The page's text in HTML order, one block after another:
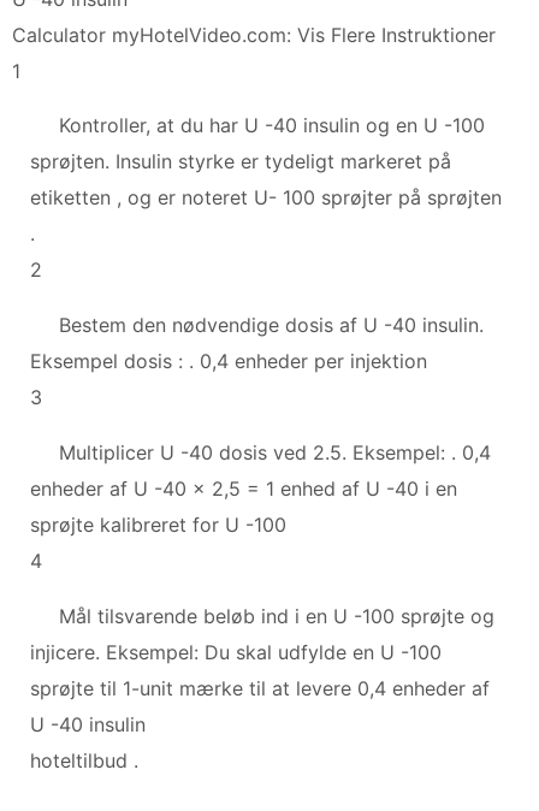
Calculator myHotelVideo.com: Vis Flere Instruktioner
1
Kontroller, at du har U -40 insulin og en U -100
sprøjten. Insulin styrke er tydeligt markeret på
etiketten , og er noteret U- 100 sprøjter på sprøjten
.
2
Bestem den nødvendige dosis af U -40 insulin.
Eksempel dosis : . 0,4 enheder per injektion
3
Multiplicer U -40 dosis ved 2.5. Eksempel: . 0,4
enheder af U -40 x 2,5 = 1 enhed af U -40 i en
sprøjte kalibreret for U -100
4
Mål tilsvarende beløb ind i en U -100 sprøjte og
injicere. Eksempel: Du skal udfylde en U -100
sprøjte til 1-unit mærke til at levere 0,4 enheder af
U -40 insulin
hoteltilbud .